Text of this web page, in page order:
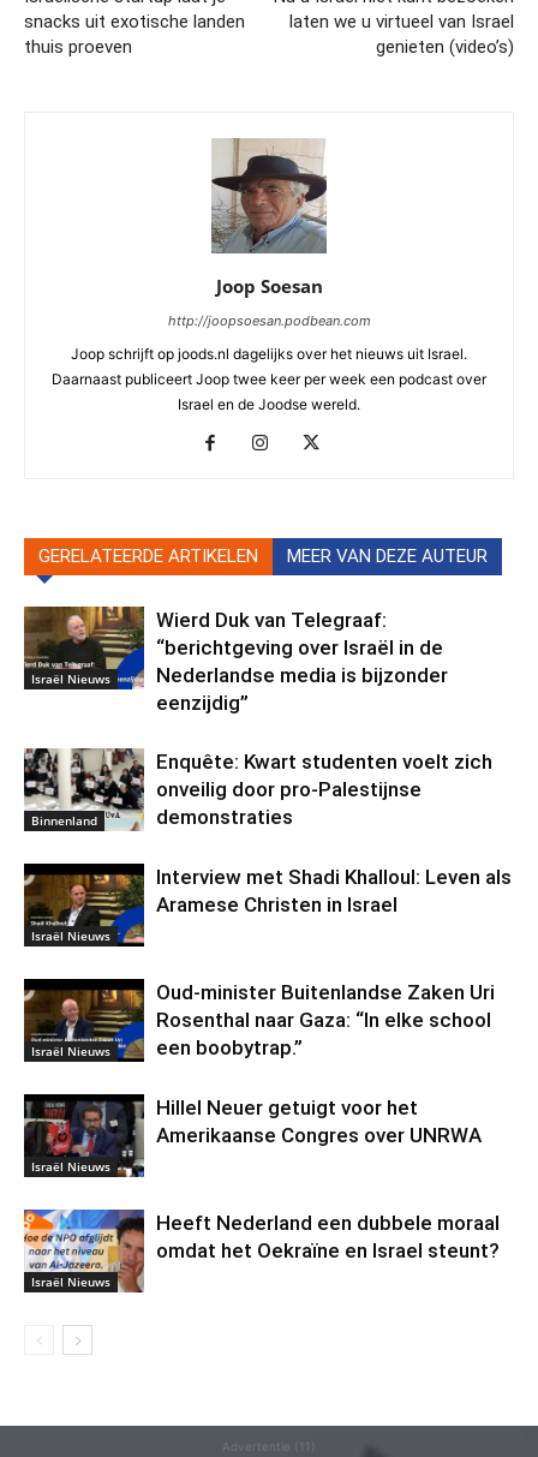
snacks uit exotische landen
thuis proeven
laten we u virtueel van Israel
genieten (video’s)
Joop Soesan
http://joopsoesan.podbean.com
Joop schrijft op joods.nl dagelijks over het nieuws uit Israel.
Daarnaast publiceert Joop twee keer per week een podcast over
Israel en de Joodse wereld.
GERELATEERDE ARTIKELEN MEER VAN DEZE AUTEUR
Israël Nieuws
Wierd Duk van Telegraaf:
“berichtgeving over Israël in de
Nederlandse media is bijzonder
eenzijdig”
Binnenland
Enquête: Kwart studenten voelt zich
onveilig door pro-Palestijnse
demonstraties
Israël Nieuws
Interview met Shadi Khalloul: Leven als
Aramese Christen in Israel
Israël Nieuws
Oud-minister Buitenlandse Zaken Uri
Rosenthal naar Gaza: “In elke school
een boobytrap.”
Israël Nieuws
Hillel Neuer getuigt voor het
Amerikaanse Congres over UNRWA
Israël Nieuws
Heeft Nederland een dubbele moraal
omdat het Oekraïne en Israel steunt?
Advertentie (11)